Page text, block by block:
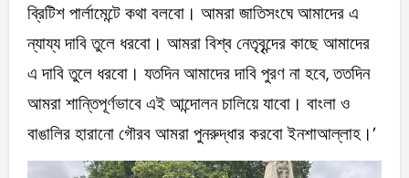
ব্রিটিশ পার্লামেন্টে কথা বলবো। আমরা জাতিসংঘে আমাদের এ
ন্যায্য দাবি তুলে ধরবো। আমরা বিশ্ব নেতৃবৃন্দের কাছে আমাদের
এ দাবি তুলে ধরবো। যতদিন আমাদের দাবি পুরণ না হবে, ততদিন
আমরা শান্তিপূর্ণভাবে এই আন্দোলন চালিয়ে যাবো। বাংলা ও
বাঙালির হারানো গৌরব আমরা পুনরুদ্ধার করবো ইনশাআল্লাহ।’